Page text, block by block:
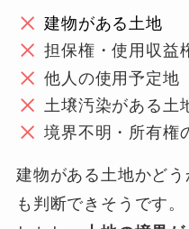
建物がある土地
担保権・使用収益
他人の使用予定地
土壌汚染がある土
境界不明・所有権
建物がある土地かど
も判断できそうです。